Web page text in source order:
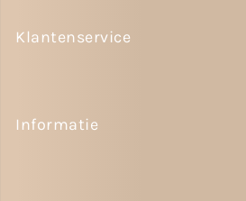
Klantenservice
Informatie